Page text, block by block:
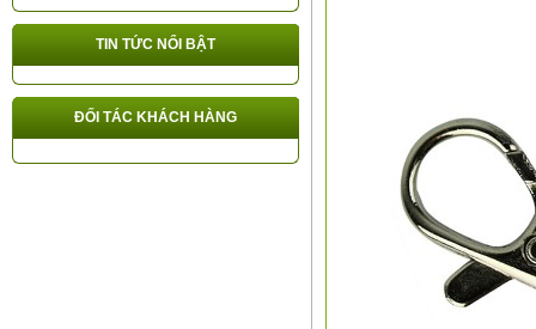
TIN TỨC NỔI BẬT
ĐỐI TÁC KHÁCH HÀNG